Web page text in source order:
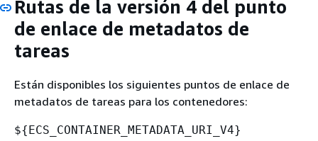
Rutas de la versión 4 del punto
de enlace de metadatos de
tareas
Están disponibles los siguientes puntos de enlace de
metadatos de tareas para los contenedores:
${ECS_CONTAINER_METADATA_URI_V4}